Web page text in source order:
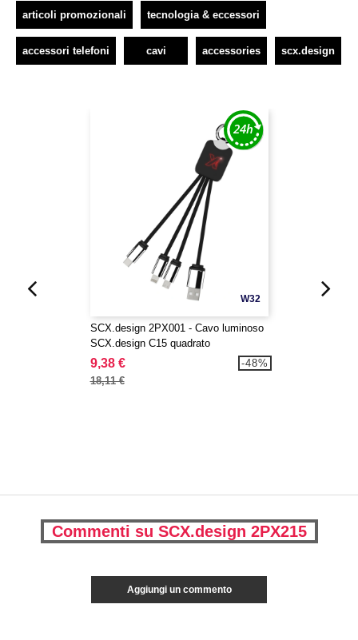
articoli promozionali tecnologia & eccessori
accessori telefoni cavi accessories scx.design
W32
SCX.design 2PX001 - Cavo luminoso
SCX.design C15 quadrato
9,38 €
18,11 €
-48%
Commenti su SCX.design 2PX215
Aggiungi un commento